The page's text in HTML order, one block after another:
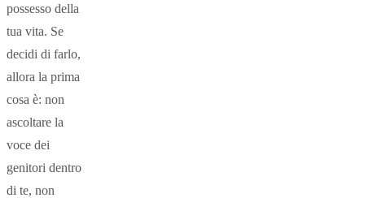
possesso della
tua vita. Se
decidi di farlo,
allora la prima
cosa è: non
ascoltare la
voce dei
genitori dentro
di te, non